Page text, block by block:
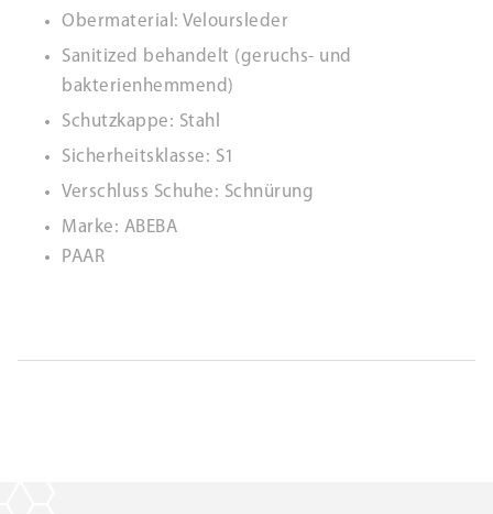
Obermaterial: Veloursleder
Sanitized behandelt (geruchs- und
bakterienhemmend)
Schutzkappe: Stahl
Sicherheitsklasse: S1
Verschluss Schuhe: Schnürung
Marke: ABEBA
PAAR